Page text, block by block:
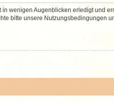
wenigen Augenblicken erledigt und
bitte unsere Nutzungsbedingungen